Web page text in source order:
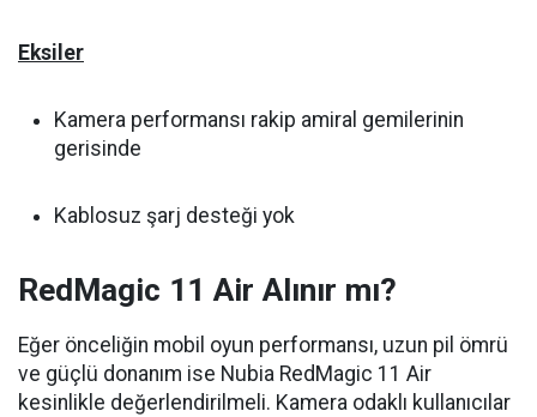
Eksiler
Kamera performansı rakip amiral gemilerinin
gerisinde
Kablosuz şarj desteği yok
RedMagic 11 Air Alınır mı?
Eğer önceliğin mobil oyun performansı, uzun pil ömrü
ve güçlü donanım ise Nubia RedMagic 11 Air
kesinlikle değerlendirilmeli. Kamera odaklı kullanıcılar